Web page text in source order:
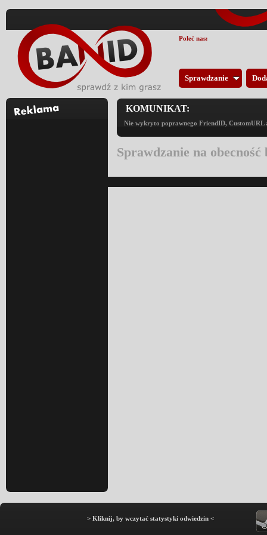
Sprawdzanie
KOMUNIKAT:
Nie wykryto poprawnego FriendID,
Sprawdzanie na
> Kliknij, by wczytać statystyki odwiedzin <
Poleć nas: